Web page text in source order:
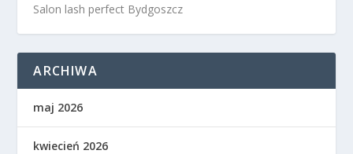
Salon lash perfect Bydgoszcz
ARCHIWA
maj 2026
kwiecień 2026